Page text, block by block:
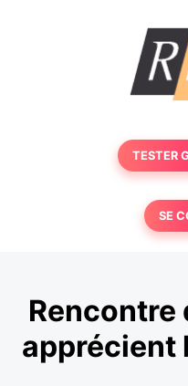
TESTER
SE
Rencontre
apprécient